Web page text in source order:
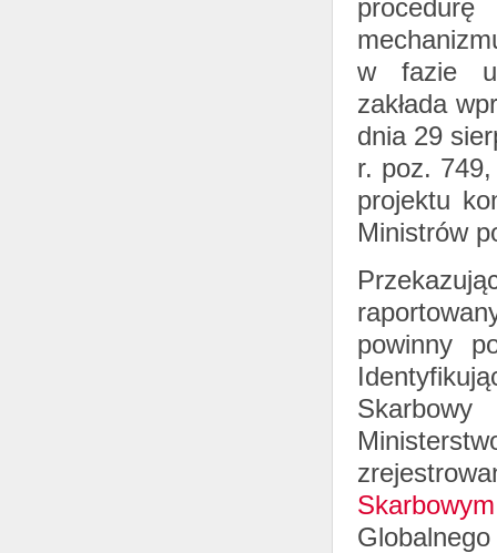
procedurę
w fazie
zakłada
dnia 29
r. poz.
projektu
Ministrów
powinny